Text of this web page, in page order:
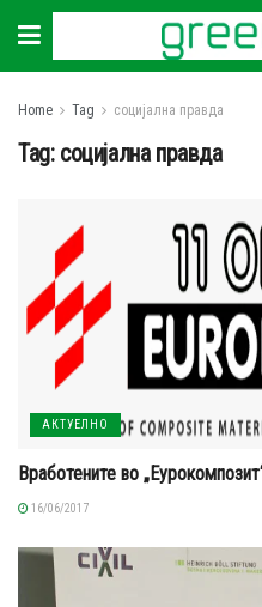
Home Tag социјална правда
Tag: социјална правда
АКТУЕЛНО
Вработените во
16/06/2017